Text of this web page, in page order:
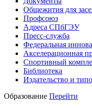
Общежития для
Профсоюз
Адреса СПбГЭУ
Пресс-служба
Федеральная
Акселерационная
Спортивный
Библиотека
Издательство и
Образование Перейти